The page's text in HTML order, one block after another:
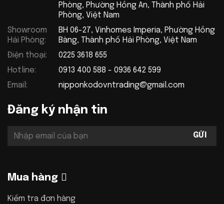
Phòng, Phường Hồng An, Thành phố Hải
Phòng, Việt Nam
Showroom
Hải Phòng:
BH 06-27, Vinhomes Imperia, Phường Hồng
Bàng, Thành phố Hải Phòng, Việt Nam
Điện thoại:
0225 3618 655
Hotline:
0913 400 588 - 0936 642 599
Email:
nipponkodovntrading@gmail.com
Đăng ký nhận tin
Mua hàng
Kiểm tra đơn hàng